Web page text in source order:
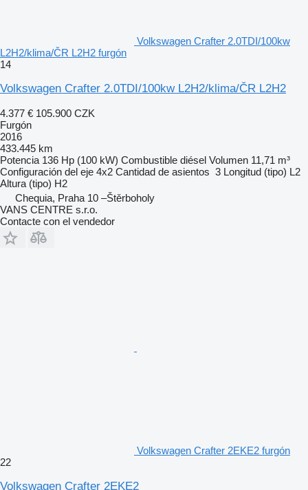
Volkswagen Crafter 2.0TDI/100kw
L2H2/klima/ČR L2H2 furgón
14
Volkswagen Crafter 2.0TDI/100kw L2H2/klima/ČR L2H2
4.377 € 105.900 CZK
Furgón
2016
433.445 km
Potencia 136 Hp (100 kW) Combustible diésel Volumen 11,71 m³
Configuración del eje 4x2 Cantidad de asientos 3 Longitud (tipo) L2
Altura (tipo) H2
Chequia, Praha 10 –Štěrboholy
VANS CENTRE s.r.o.
Contacte con el vendedor
Volkswagen Crafter 2EKE2 furgón
22
Volkswagen Crafter 2EKE2